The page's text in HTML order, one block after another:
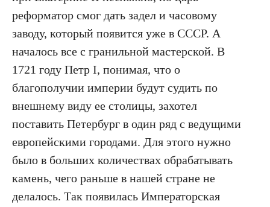
реформатор смог дать задел и часовому
заводу, который появится уже в СССР. А
началось все с гранильной мастерской. В
1721 году Петр I, понимая, что о
благополучии империи будут судить по
внешнему виду ее столицы, захотел
поставить Петербург в один ряд с ведущими
европейскими городами. Для этого нужно
было в больших количествах обрабатывать
камень, чего раньше в нашей стране не
делалось. Так появилась Императорская